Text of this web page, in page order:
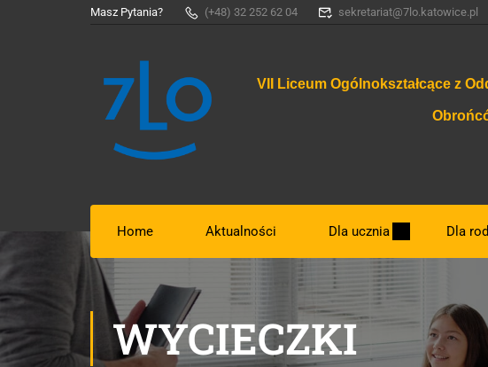
Masz Pytania? (+48) 32 252 62 04 sekretariat@7lo.katowice.pl
VII Liceum Ogólnokształcące z
Home Aktualności Dla ucznia Dla
WYCIECZKI